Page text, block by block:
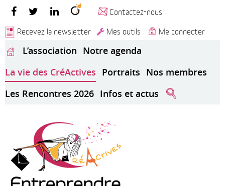
Contactez-nous
Recevez la newsletter
Mes outils Me connecter
L’association Notre agenda
La vie des CréActives Portraits Nos membres
Les Rencontres 2026 Infos et actus